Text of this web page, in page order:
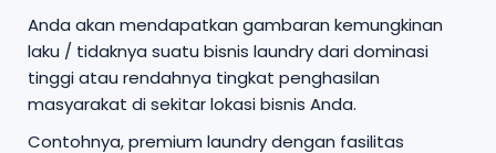
Anda akan mendapatkan gambaran kemungkinan
laku / tidaknya suatu bisnis laundry dari dominasi
tinggi atau rendahnya tingkat penghasilan
masyarakat di sekitar lokasi bisnis Anda.
Contohnya, premium laundry dengan fasilitas